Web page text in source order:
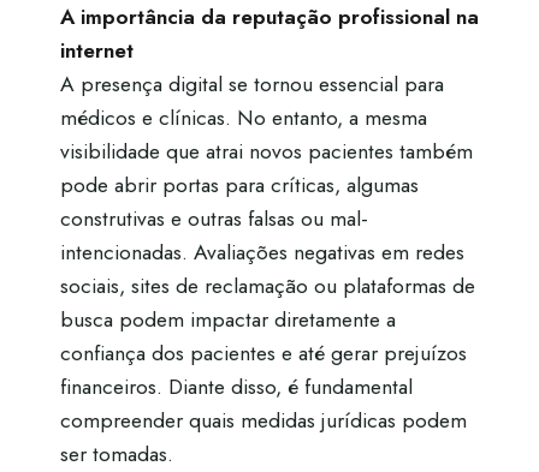
A importância da reputação profissional na
internet
A presença digital se tornou essencial para
médicos e clínicas. No entanto, a mesma
visibilidade que atrai novos pacientes também
pode abrir portas para críticas, algumas
construtivas e outras falsas ou mal-
intencionadas. Avaliações negativas em redes
sociais, sites de reclamação ou plataformas de
busca podem impactar diretamente a
confiança dos pacientes e até gerar prejuízos
financeiros. Diante disso, é fundamental
compreender quais medidas jurídicas podem
ser tomadas.